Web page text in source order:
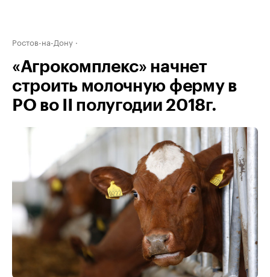
Ростов-на-Дону
«Агрокомплекс» начнет
строить молочную ферму в
РО во II полугодии 2018г.